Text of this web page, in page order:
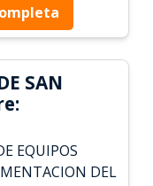
SAN
EQUIPOS
DEL